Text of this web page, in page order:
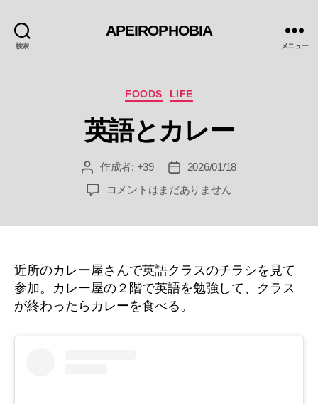
検索
APEIROPHOBIA
メニュー
カ
ゴ
リ
FOODS LIFE
英語とカレー
投
稿
者
作成者: +39
投
稿
日
2026/01/18
英
ー
へ
の
コメントはまだありません
近所のカレー屋さんで英語クラスのチラシを見て
参加。カレー屋の２階で英語を勉強して、クラス
が終わったらカレーを食べる。